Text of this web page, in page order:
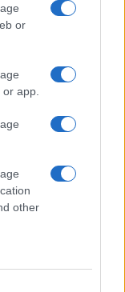
or
app.
other
beauty in Cina